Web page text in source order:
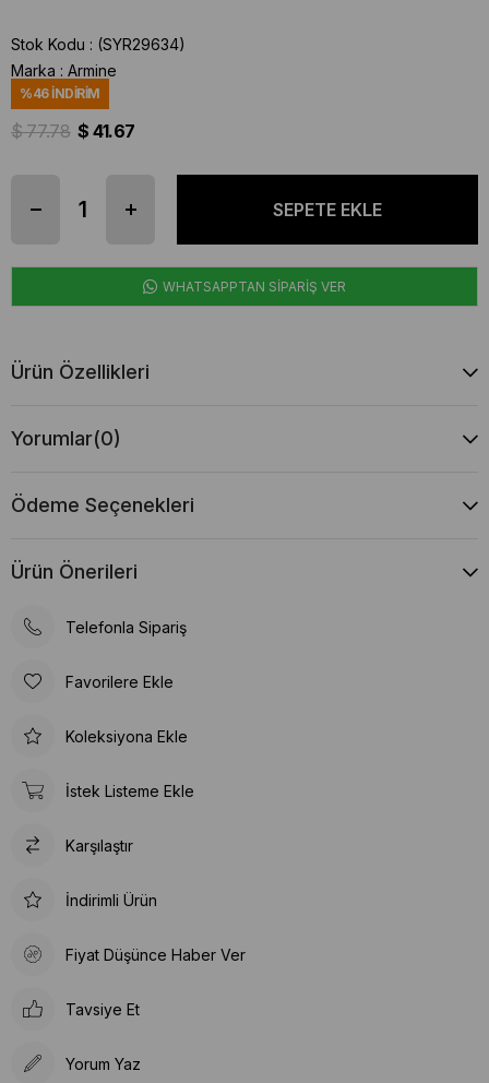
Stok Kodu
(SYR29634)
Marka : Armine
%46İNDIRIM
$ 77.78 $ 41.67
WHATSAPPTAN SİPARİŞ VER
Ürün Özellikleri
Yorumlar(0)
Ödeme Seçenekleri
Ürün Önerileri
Telefonla Sipariş
Favorilere Ekle
Koleksiyona Ekle
İstek Listeme Ekle
Karşılaştır
İndirimli Ürün
Fiyat Düşünce Haber Ver
Tavsiye Et
Yorum Yaz